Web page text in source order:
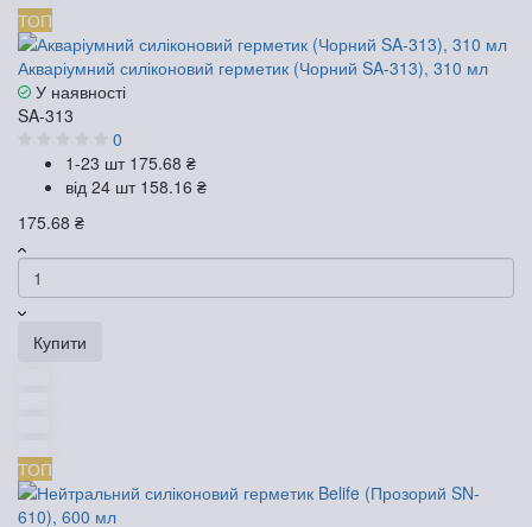
ТОП
Акваріумний силіконовий герметик (Чорний SA-313), 310 мл
У наявності
SA-313
0
1-23 шт 175.68 ₴
від 24 шт 158.16 ₴
175.68 ₴
Купити
ТОП